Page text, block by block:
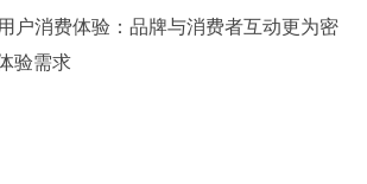
消费体验：品牌与消费者互动更为密
验需求